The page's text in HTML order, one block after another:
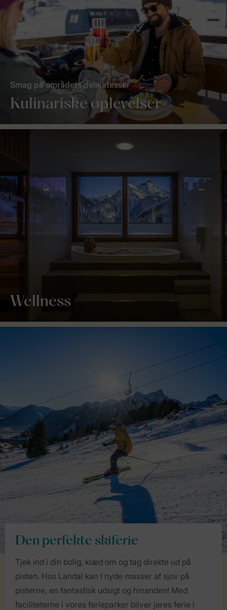
Kulinariske oplevelser
Smag på områdets delikatesser
Wellness
Den perfekte skiferie
Tjek ind i din bolig, klæd om og tag direkte ud på
pisten. Hos Landal kan I nyde masser af sjov på
pisterne, en fantastisk udsigt og hinanden! Med
faciliteterne i vores ferieparker bliver jeres ferie i